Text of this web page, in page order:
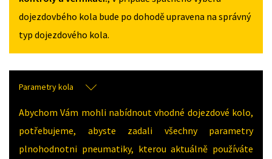
dojezdovbého kola bude po dohodě upravena na správný
typ dojezdového kola.
Parametry kola
Abychom Vám mohli nabídnout vhodné dojezdové kolo,
potřebujeme, abyste zadali všechny parametry
plnohodnotni pneumatiky, kterou aktuálně používáte